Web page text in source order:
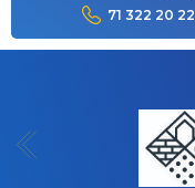
71 322 20 22